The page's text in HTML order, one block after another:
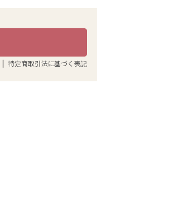
特定商取引法に基づく表記